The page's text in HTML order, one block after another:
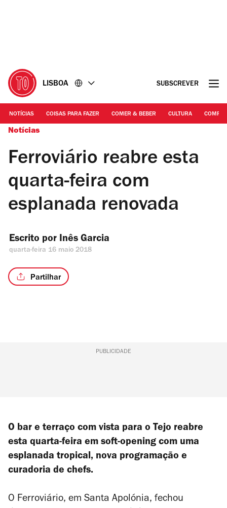
LISBOA SUBSCREVER
NOTÍCIAS COISAS PARA FAZER COMER & BEBER CULTURA
Notícias
Ferroviário reabre esta
quarta-feira com
esplanada renovada
Escrito por Inês Garcia
quarta-feira 16 maio 2018
Partilhar
PUBLICIDADE
O bar e terraço com vista para o Tejo reabre
esta quarta-feira em soft-opening com uma
esplanada tropical, nova programação e
curadoria de chefs.
O Ferroviário, em Santa Apolónia, fechou